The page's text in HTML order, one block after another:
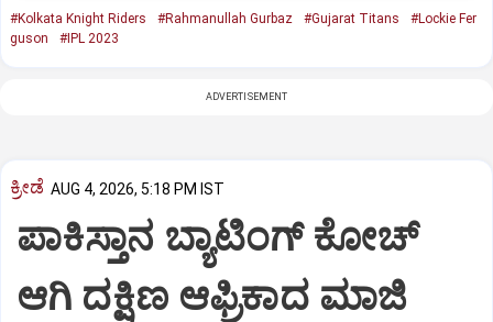
#Kolkata Knight Riders #Rahmanullah Gurbaz #Gujarat Titans
#Lockie Fer
guson
#IPL 2023
ADVERTISEMENT
ಕ್ರೀಡೆ AUG 4, 2026, 5:18 PM IST
ಪಾಕಿಸ್ತಾನ ಬ್ಯಾಟಿಂಗ್ ಕೋಚ್
ಆಗಿ ದಕ್ಷಿಣ ಆಫ್ರಿಕಾದ ಮಾಜಿ